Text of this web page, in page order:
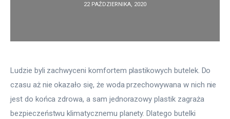
Więcej
22 PAŹDZIERNIKA, 2020
Ludzie byli zachwyceni komfortem plastikowych butelek. Do
czasu aż nie okazało się, że woda przechowywana w nich nie
jest do końca zdrowa, a sam jednorazowy plastik zagraża
bezpieczeństwu klimatycznemu planety. Dlatego butelki